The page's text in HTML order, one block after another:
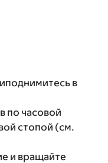
в
по часовой
стопой (см.
и вращайте